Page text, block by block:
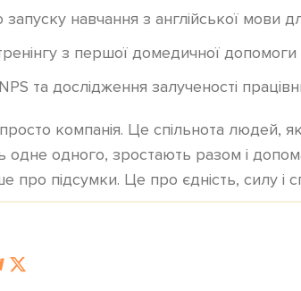
навчання з англійської мови
з першої домедичної допомоги
та дослідження залученості
компанія. Це спільнота людей,
одного, зростають разом і
про підсумки. Це про єдність, силу і